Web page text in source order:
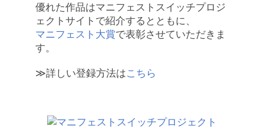
優れた作品はマニフェストスイッチプロジ
ェクトサイトで紹介するとともに、
マニフェスト大賞で表彰させていただきま
す。
≫詳しい登録方法はこちら